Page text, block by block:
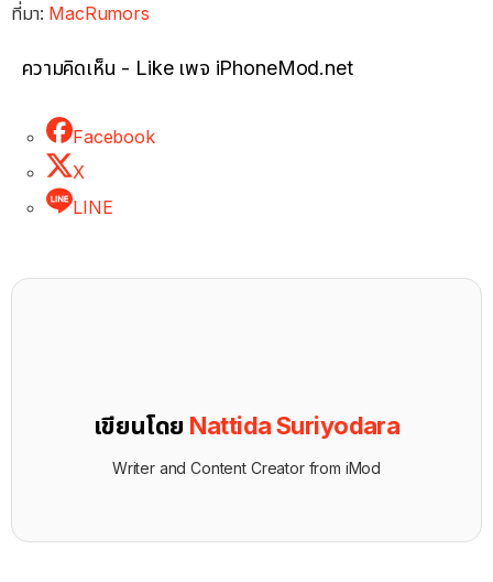
ที่มา: MacRumors
ความคิดเห็น - Like เพจ iPhoneMod.net
Facebook
X
LINE
เขียนโดย Nattida Suriyodara
Writer and Content Creator from iMod